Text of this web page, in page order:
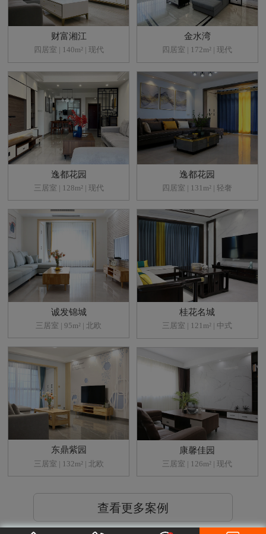
财富湘江
四居室 | 140m² | 现代
金水湾
四居室 | 172m² | 现代
逸都花园
三居室 | 128m² | 现代
逸都花园
四居室 | 131m² | 轻奢
诚发锦城
三居室 | 95m² | 北欧
桂花名城
三居室 | 121m² | 中式
东鼎紫园
三居室 | 132m² | 北欧
康馨佳园
三居室 | 126m² | 现代
查看更多案例